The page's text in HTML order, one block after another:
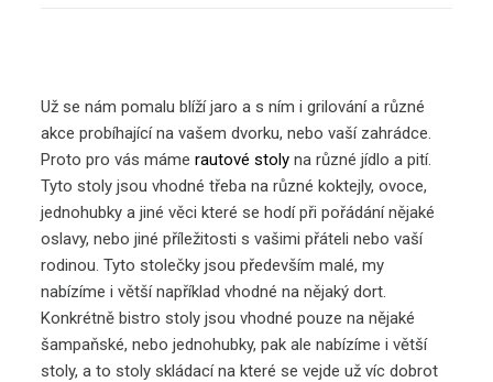
Už se nám pomalu blíží jaro a s ním i grilování a různé
akce probíhající na vašem dvorku, nebo vaší zahrádce.
Proto pro vás mámerautové stoly na různé jídlo a pití.
Tyto stoly jsou vhodné třeba na různé koktejly, ovoce,
jednohubky a jiné věci které se hodí při pořádání nějaké
oslavy, nebo jiné příležitosti s vašimi přáteli nebo vaší
rodinou. Tyto stolečky jsou především malé, my
nabízíme i větší například vhodné na nějaký dort.
Konkrétně bistro stoly jsou vhodné pouze na nějaké
šampaňské, nebo jednohubky, pak ale nabízíme i větší
stoly, a to stoly skládací na které se vejde už víc dobrot